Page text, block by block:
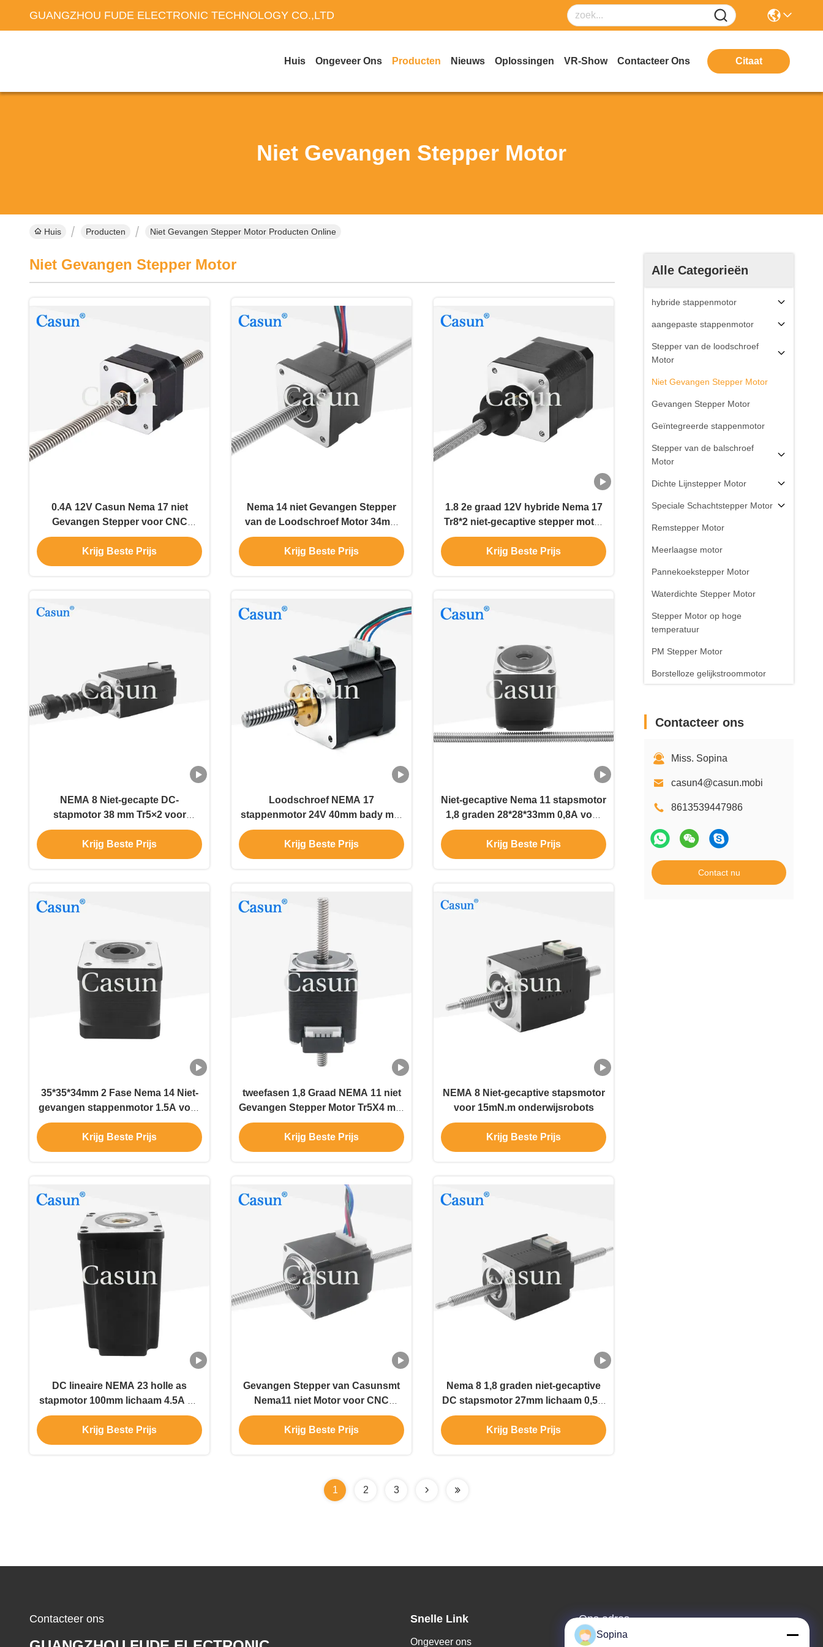
GUANGZHOU FUDE ELECTRONIC TECHNOLOGY CO.,LTD
Huis Ongeveer Ons Producten Nieuws Oplossingen VR-Show Contacteer Ons Citaat
Niet Gevangen Stepper Motor
Huis Producten Niet Gevangen Stepper Motor Producten Online
Alle Categorieën
hybride stappenmotor
aangepaste stappenmotor
Stepper van de loodschroef
Motor
Niet Gevangen Stepper Motor
Gevangen Stepper Motor
Geïntegreerde stappenmotor
Stepper van de balschroef
Motor
Dichte Lijnstepper Motor
Speciale Schachtstepper Motor
Remstepper Motor
Meerlaagse motor
Pannekoekstepper Motor
Waterdichte Stepper Motor
Stepper Motor op hoge
temperatuur
PM Stepper Motor
Borstelloze gelijkstroommotor
Driver
Contacteer ons
Miss. Sopina
casun4@casun.mobi
8613539447986
Contact nu
Niet Gevangen Stepper Motor
0.4A 12V Casun Nema 17 niet
Gevangen Stepper voor CNC
Machine ROHS
Krijg Beste Prijs
Nema 14 niet Gevangen Stepper
van de Loodschroef Motor 34mm
Tr6.35 35mm Lineaire Stapmotor
Krijg Beste Prijs
1.8 2e graad 12V hybride Nema 17
Tr8*2 niet-gecaptive stepper motor
48 mm lichaam
Krijg Beste Prijs
NEMA 8 Niet-gecapte DC-
stapmotor 38 mm Tr5×2 voor
schoonheidsapparatuur
Krijg Beste Prijs
Loodschroef NEMA 17
stappenmotor 24V 40mm bady met
Tr8 × 12 voor 3D-printer
accessoires
Krijg Beste Prijs
Niet-gecaptive Nema 11 stapsmotor
1,8 graden 28*28*33mm 0,8A voor
precisieinstrument
Krijg Beste Prijs
35*35*34mm 2 Fase Nema 14 Niet-
gevangen stappenmotor 1.5A voor
Slagverlichting
Krijg Beste Prijs
tweefasen 1,8 Graad NEMA 11 niet
Gevangen Stepper Motor Tr5X4 met
Ce ROHS
Krijg Beste Prijs
NEMA 8 Niet-gecaptive stapsmotor
voor 15mN.m onderwijsrobots
Krijg Beste Prijs
DC lineaire NEMA 23 holle as
stapmotor 100mm lichaam 4.5A Nc
machine
Krijg Beste Prijs
Gevangen Stepper van Casunsmt
Nema11 niet Motor voor CNC
Malenmachine
Krijg Beste Prijs
Nema 8 1,8 graden niet-gecaptive
DC stapsmotor 27mm lichaam 0,5A
voor schoonheidstoestellen
Krijg Beste Prijs
1 2 3
Contacteer ons Snelle Link
Ongeveer ons
Ons adres
Bedrijfsadres
Sopina